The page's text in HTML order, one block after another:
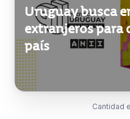
Uruguay busca
extranjeros para
país
Cantidad